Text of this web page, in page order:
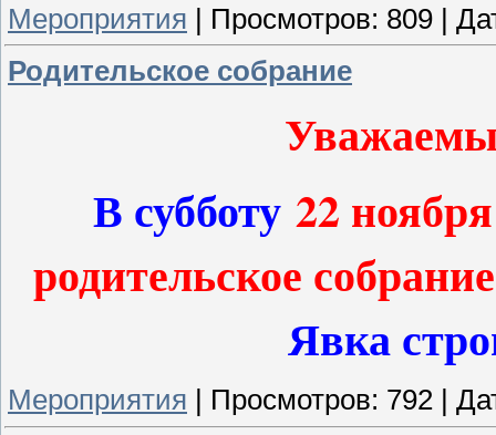
Мероприятия Просмотров: 809
Родительское собрание
В субботу 22
родительское
Явка
Мероприятия Просмотров: 792